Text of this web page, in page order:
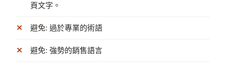
頁文字。
避免: 過於專業的術語
避免: 強勢的銷售語言